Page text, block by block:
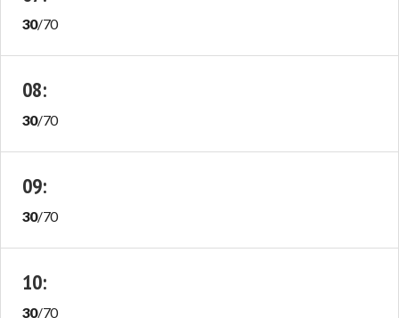
30/70
08:
30/70
09:
30/70
10:
30/70